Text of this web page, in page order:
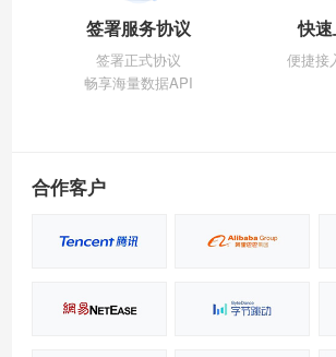
签署服务协议
签署正式协议
畅享海量数据API
快
便捷接
合作客户